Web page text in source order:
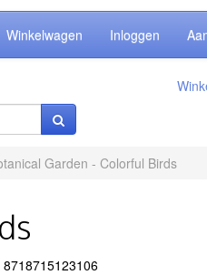
Winkelwagen Inloggen
Garden - Colorful Birds
8718715123106